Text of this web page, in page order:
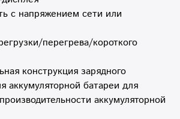
с напряжением сети или
перегрева/короткого
конструкция зарядного
аккумуляторной батареи для
аккумуляторной